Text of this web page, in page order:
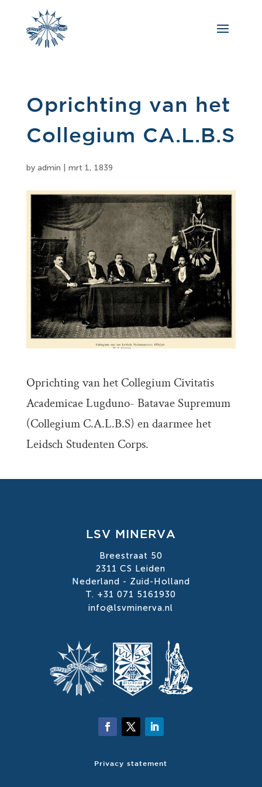
Oprichting van het
Collegium CA.L.B.S
by admin mrt 1, 1839
Oprichting van het Collegium Civitatis
Academicae Lugduno- Batavae Supremum
(Collegium C.A.L.B.S) en daarmee het
Leidsch Studenten Corps.
LSV MINERVA
Breestraat 50
2311 CS Leiden
Nederland - Zuid-Holland
T. +31 071 5161930
info@lsvminerva.nl
Privacy statement